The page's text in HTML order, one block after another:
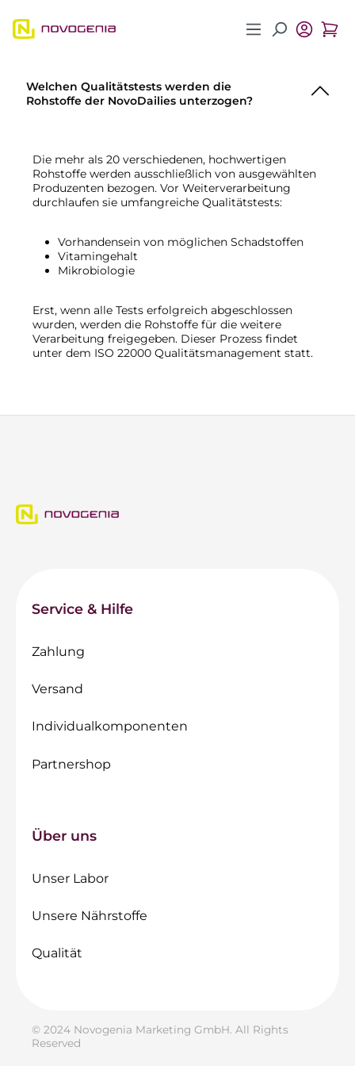
Zum Hauptinhalt springen
Welchen Qualitätstests werden die
Rohstoffe der NovoDailies unterzogen?
Die mehr als 20 verschiedenen, hochwertigen
Rohstoffe werden ausschließlich von ausgewählten
Produzenten bezogen. Vor Weiterverarbeitung
durchlaufen sie umfangreiche Qualitätstests:
Vorhandensein von möglichen Schadstoffen
Vitamingehalt
Mikrobiologie
Erst, wenn alle Tests erfolgreich abgeschlossen
wurden, werden die Rohstoffe für die weitere
Verarbeitung freigegeben. Dieser Prozess findet
unter dem ISO 22000 Qualitätsmanagement statt.
Service & Hilfe
Zahlung
Versand
Individualkomponenten
Partnershop
Über uns
Unser Labor
Unsere Nährstoffe
Qualität
© 2024 Novogenia Marketing GmbH. All Rights
Reserved